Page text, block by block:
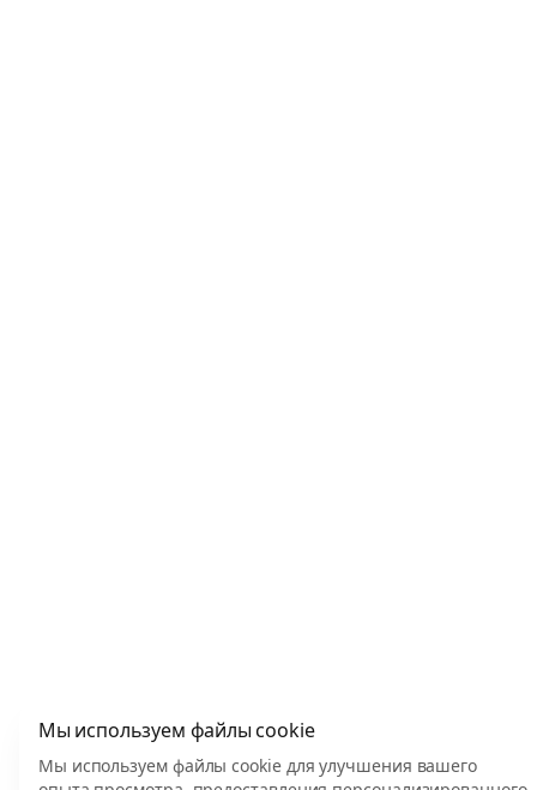
Мы используем файлы cookie
Мы используем файлы cookie для улучшения вашего